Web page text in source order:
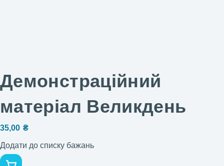
Демонстраційний
матеріал Великдень
35,00 ₴
Додати до списку бажань